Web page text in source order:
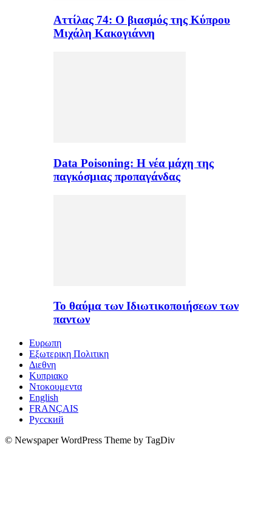
Αττίλας 74: Ο βιασμός της Κύπρου
Μιχάλη Κακογιάννη
Data Poisoning: Η νέα μάχη της
παγκόσμιας προπαγάνδας
Το θαύμα των Ιδιωτικοποιήσεων των
παντων
Ευρωπη
Εξωτερικη Πολιτικη
Διεθνη
Κυπριακο
Ντοκουμεντα
English
FRANÇAIS
Русский
© Newspaper WordPress Theme by TagDiv